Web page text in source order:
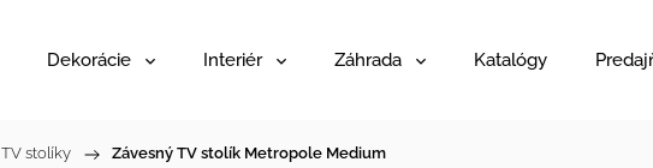
Dekorácie Interiér Záhrada Katalógy
TV stolíky / Závesný TV stolík Metropole Medium